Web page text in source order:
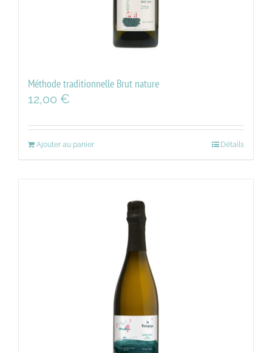
Méthode traditionnelle Brut nature
12,00 €
Ajouter au panier Détails